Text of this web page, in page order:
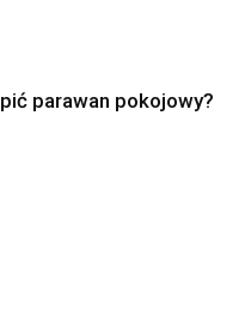
parawan pokojowy?